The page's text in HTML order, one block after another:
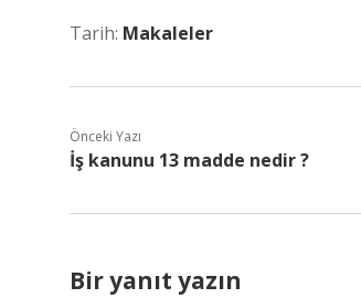
Tarih: Makaleler
Önceki Yazı
İş kanunu 13 madde nedir ?
Bir yanıt yazın